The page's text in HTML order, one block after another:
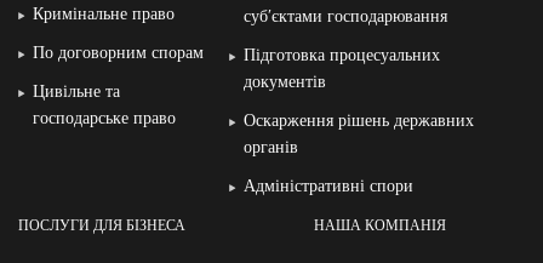
Кримінальне право
По договорним спорам
Цивільне та
господарське право
суб′єктами господарювання
Підготовка процесуальних
документів
Оскарження рішень державних
органів
Адміністративні спори
ПОСЛУГИ ДЛЯ БІЗНЕСА НАША КОМПАНІЯ